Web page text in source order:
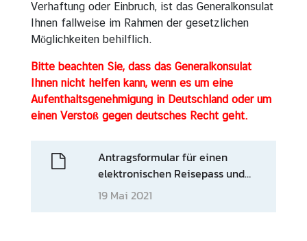
t
i
v
i
t
ä
t
e
Verhaftung oder Einbruch, ist das Generalkonsulat
Ihnen fallweise im Rahmen der gesetzlichen
Möglichkeiten behilflich.
Bitte beachten Sie, dass das Generalkonsulat
Ihnen nicht helfen kann, wenn es um eine
Aufenthaltsgenehmigung in Deutschland oder um
einen Verstoß gegen deutsches Recht geht.
Antragsformular für einen
elektronischen Reisepass und
Bestätigungsformular über die
19 Mai 2021